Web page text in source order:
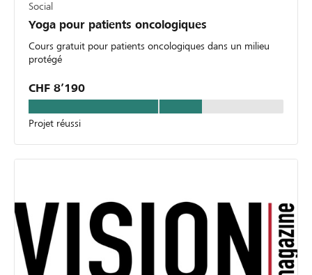
Social
Yoga pour patients oncologiques
Cours gratuit pour patients oncologiques dans un milieu
protégé
CHF 8’190
Projet réussi